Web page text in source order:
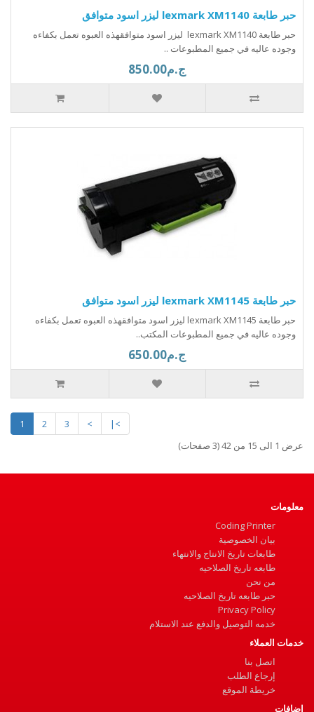
حبر طابعة lexmark XM1140 ليزر اسود متوافق
حبر طابعة lexmark XM1140 ليزر اسود متوافقهذه العبوه تعمل بكفاءه
وجوده عاليه في جميع المطبوعات ..
ج.م850.00
حبر طابعة lexmark XM1145 ليزر اسود متوافق
حبر طابعة lexmark XM1145 ليزر اسود متوافقهذه العبوه تعمل بكفاءه
وجوده عاليه في جميع المطبوعات المكتب..
ج.م650.00
1 2 3 >
>|
عرض 1 الى 15 من 42 (3 صفحات)
معلومات
Coding Printer
بيان الخصوصية
طابعات تاريخ الانتاج والانتهاء
طابعه تاريخ الصلاحيه
من نحن
حبر طابعه تاريخ الصلاحيه
Privacy Policy
خدمه التوصيل والدفع عند الاستلام
خدمات العملاء
اتصل بنا
إرجاع الطلب
خريطة الموقع
إضافات